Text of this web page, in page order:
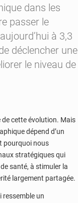
dans les
passer le
à 3,3
déclencher une
le niveau de
de cette évolution. Mais
dépend d’un
pourquoi nous
stratégiques qui
santé, à stimuler la
largement partagée.
ressemble un